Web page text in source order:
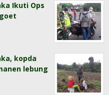
Ikuti Ops
kopda
lebung